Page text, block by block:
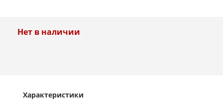
Нет в наличии
Характеристики